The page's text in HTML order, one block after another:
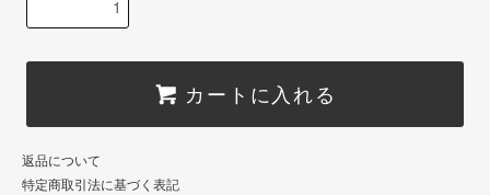
カートに入れる
返品について
特定商取引法に基づく表記